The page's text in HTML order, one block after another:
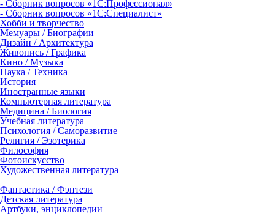
- Сборник вопросов «1С:Профессионал»
- Сборник вопросов «1С:Специалист»
Хобби и творчество
Мемуары / Биографии
Дизайн / Архитектура
Живопись / Графика
Кино / Музыка
Наука / Техника
История
Иностранные языки
Компьютерная литература
Медицина / Биология
Учебная литература
Психология / Саморазвитие
Религия / Эзотерика
Философия
Фотоискусство
Художественная литература
Фантастика / Фэнтези
Детская литература
Артбуки, энциклопедии